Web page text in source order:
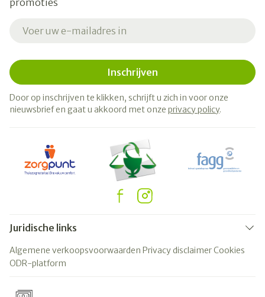
promoties
Inschrijven
Door op inschrijven te klikken, schrijft u zich in voor onze
nieuwsbrief en gaat u akkoord met onze privacy policy.
Juridische links
Algemene verkoopsvoorwaarden Privacy disclaimerCookies
ODR-platform